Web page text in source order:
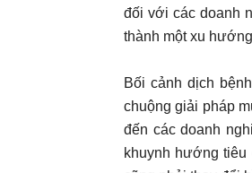
đối với các doanh
thành một xu
Bối cảnh dịch
chuộng giải pháp
đến các doanh
khuynh hướng